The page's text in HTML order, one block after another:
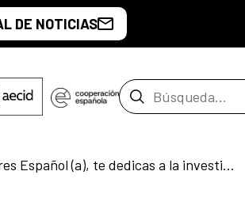
DE NOTICIAS
Barra de
¿Eres Español (a), te dedicas a la investigación y a la ciencia, y te encuentras en Centroamérica?